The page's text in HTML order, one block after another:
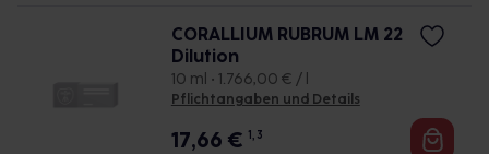
CORALLIUM RUBRUM LM 22
Dilution
10 ml • 1.766,00 € / l
Pflichtangaben und Details
17,66 € 1, 3